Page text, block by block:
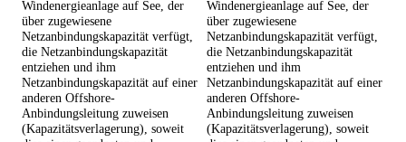
Windenergieanlage auf See, der
über zugewiesene
Netzanbindungskapazität verfügt,
die Netzanbindungskapazität
entziehen und ihm
Netzanbindungskapazität auf einer
anderen Offshore-
Anbindungsleitung zuweisen
(Kapazitätsverlagerung), soweit
Windenergieanlage auf See, der
über zugewiesene
Netzanbindungskapazität verfügt,
die Netzanbindungskapazität
entziehen und ihm
Netzanbindungskapazität auf einer
anderen Offshore-
Anbindungsleitung zuweisen
(Kapazitätsverlagerung), soweit